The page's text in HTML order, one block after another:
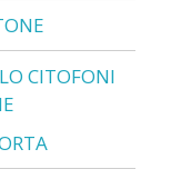
CITOFONI